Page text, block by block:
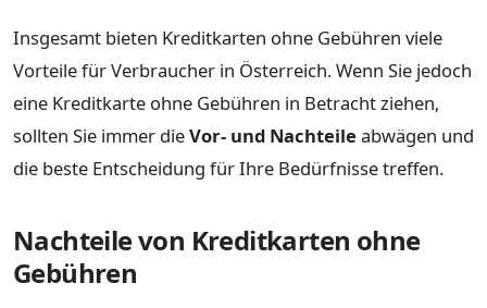
Insgesamt bieten Kreditkarten ohne Gebühren viele
Vorteile für Verbraucher in Österreich. Wenn Sie jedoch
eine Kreditkarte ohne Gebühren in Betracht ziehen,
sollten Sie immer dieVor- und Nachteile abwägen und
die beste Entscheidung für Ihre Bedürfnisse treffen.
Nachteile von Kreditkarten ohne
Gebühren